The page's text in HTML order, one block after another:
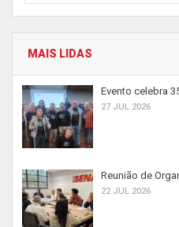
MAIS LIDAS
Evento celebra
27 JUL 2026
Reunião de
22 JUL 2026